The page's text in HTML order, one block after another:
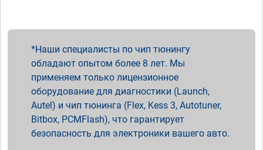
Наши специалисты по чип тюнингу
обладают опытом более 8 лет. Мы
применяем только лицензионное
оборудование для диагностики (Launch,
Autel) и чип тюнинга (Flex, Kess 3, Autotuner,
Bitbox, PCMFlash), что гарантирует
безопасность для электроники вашего авто.